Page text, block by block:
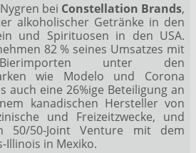
bei Constellation Brands,
alkoholischer Getränke in den
und Spirituosen in den USA.
82 % seines Umsatzes mit
Bierimporten unter den
wie Modelo und Corona
auch eine 26%ige Beteiligung an
kanadischen Hersteller von
und Freizeitzwecke, und
50/50-Joint Venture mit dem
Illinois in Mexiko.